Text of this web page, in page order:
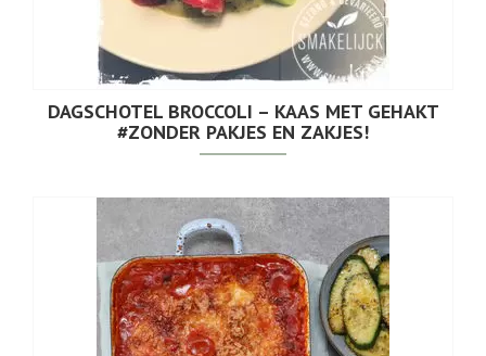
DAGSCHOTEL BROCCOLI – KAAS MET GEHAKT
#ZONDER PAKJES EN ZAKJES!